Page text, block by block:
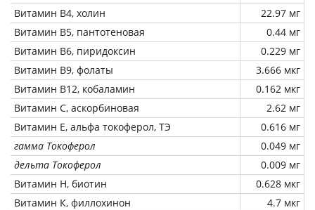
Витамин В4, холин
22.97 мг
Витамин В5, пантотеновая
0.44 мг
Витамин В6, пиридоксин
0.229 мг
Витамин В9, фолаты
3.666 мкг
Витамин В12, кобаламин
0.162 мкг
Витамин C, аскорбиновая
2.62 мг
Витамин Е, альфа токоферол, ТЭ
0.616 мг
гамма Токоферол
0.049 мг
дельта Токоферол
0.009 мг
Витамин Н, биотин
0.628 мкг
Витамин К, филлохинон
4.7 мкг